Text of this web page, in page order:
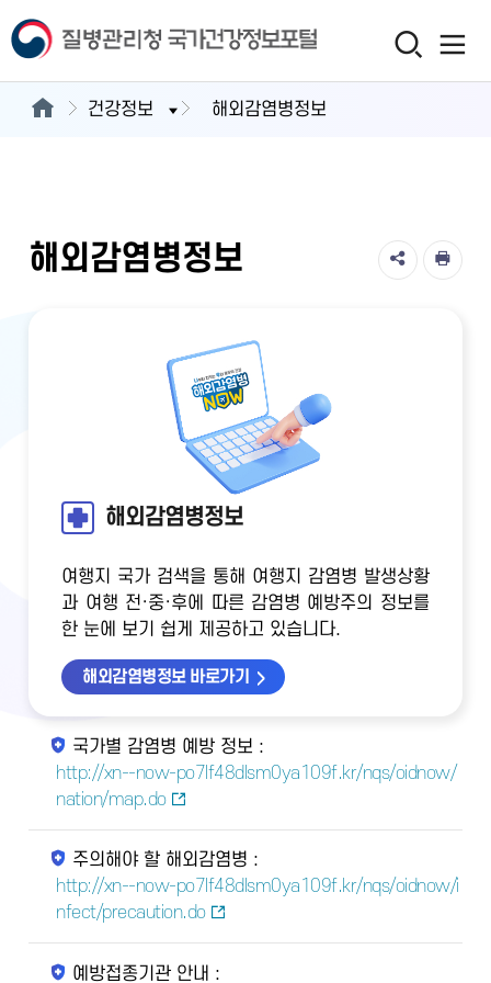
건강정보 해외감염병정보
해외감염병정보
해외감염병정보
여행지 국가 검색을 통해 여행지 감염병 발생상황
과 여행 전·중·후에 따른 감염병 예방주의 정보를
한 눈에 보기 쉽게 제공하고 있습니다.
해외감염병정보 바로가기
국가별 감염병 예방 정보 :
http://xn--now-po7lf48dlsm0ya109f.kr/nqs/oidnow/
nation/map.do
주의해야 할 해외감염병 :
http://xn--now-po7lf48dlsm0ya109f.kr/nqs/oidnow/i
nfect/precaution.do
예방접종기관 안내 :